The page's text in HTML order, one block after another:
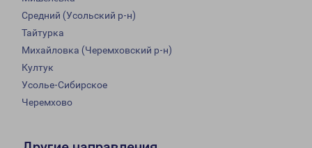
Средний (Усольский р-н)
Тайтурка
Михайловка (Черемховский р-н)
Култук
Усолье-Сибирское
Черемхово